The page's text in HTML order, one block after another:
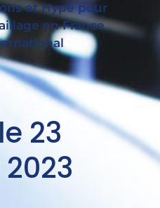
et Hype pour
en France
23